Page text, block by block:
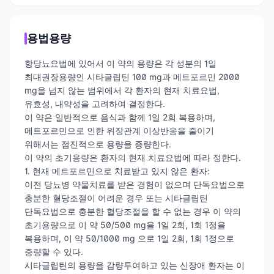
용법용량
항당뇨요법에 있어서 이 약의 용량은 각 성분의 1일
최대권장용량인 시타글립틴 100 mg과 메트포르민 2000
mg을 넘지 않는 범위에서 각 환자의 현재 치료요법,
유효성, 내약성을 고려하여 결정한다.
이 약은 일반적으로 음식과 함께 1일 2회 복용하며,
메트포르민으로 인한 위장관계 이상반응을 줄이기
위해서는 점진적으로 용량을 증량한다.
이 약의 초기용량은 환자의 현재 치료요법에 따라 정한다.
1. 현재 메트포르민으로 치료받고 있지 않은 환자:
이전 당뇨병 약물치료를 받은 경험이 없으며 단독요법으로
충분한 혈당조절이 어려운 경우 또는 시타글립틴
단독요법으로 충분한 혈당조절을 할 수 없는 경우 이 약의
초기용량으로 이 약 50/500 mg을 1일 2회, 1회 1정을
복용하며, 이 약 50/1000 mg 으로 1일 2회, 1회 1정으로
증량할 수 있다.
시타글립틴의 용량을 감량투여하고 있는 신장애 환자는 이